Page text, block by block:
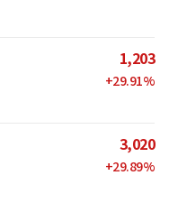
1,203
+29.91%
3,020
+29.89%